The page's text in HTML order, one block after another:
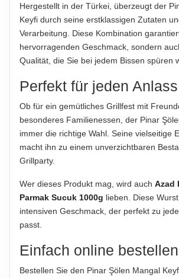
NETTOFÜLLMENGE
1000g
HERSTELLER
Pınar Et ve Un Sanayi A.Ş., Kemalpaşa
35060 Pınarbaşı, İzmir, Türkei
übernommen. Bitte prüfen Sie die Angaben auf der
Produktverpackung; nur diese sind verbindlich.
Hergestellt in der Türkei, überzeugt der
Keyfi durch seine erstklassigen Zutaten
Verarbeitung. Diese Kombination
hervorragenden Geschmack, sondern
Qualität, die Sie bei jedem Bissen spüren
Perfekt für jeden Anlass
Ob für ein gemütliches Grillfest mit
besonderes Familienessen, der Pinar
immer die richtige Wahl. Seine vielseitige
macht ihn zu einem unverzichtbaren
Grillparty.
Wer dieses Produkt mag, wird auch Azad
Parmak Sucuk 1000g lieben. Diese
intensiven Geschmack, der perfekt zu
passt.
Einfach online bestellen
Bestellen Sie den Pinar Şölen Mangal